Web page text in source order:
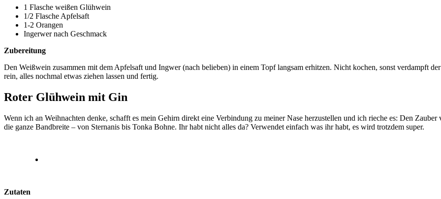
1 Flasche weißen Glühwein
1/2 Flasche Apfelsaft
1-2 Orangen
Ingerwer nach Geschmack
Zubereitung
Den Weißwein zusammen mit dem Apfelsaft und Ingwer (nach belieben) in einem Topf langsam erhitzen. Nicht kochen, sonst verdampft
rein, alles nochmal etwas ziehen lassen und fertig.
Roter Glühwein mit Gin
Wenn ich an Weihnachten denke, schafft es mein Gehirn direkt eine Verbindung zu meiner Nase herzustellen und ich rieche es: Den
die ganze Bandbreite – von Sternanis bis Tonka Bohne. Ihr habt nicht alles da? Verwendet einfach was ihr habt, es wird trotzdem super.
Zutaten